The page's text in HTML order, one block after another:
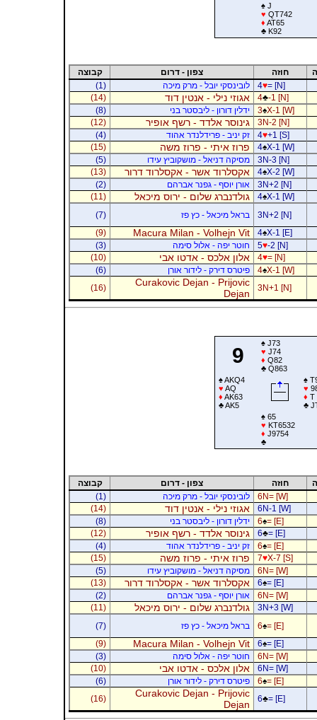
♠J
♥ QT742
♦ AT65
♣K92
חוזה צפון - דרום
קבוצה
4♥= [N] לובינסקי יובל - מרק מיכה
(1)
4♣-1 [N] אגוזי נילי - אנטין דוד
(14)
3♠X-1 [W] ידלין דורון - ליבסטר בני
(8)
3N-2 [N]
גינוסר אלדד - רשף אופיר
(12)
4♥+1 [S] זק יניב - פרידלנדר אהוד
(4)
4♠X-1 [W] פרוז איתי - פרוז משה
(15)
3N-3 [N]
מסיקה דניאל - מושקוביץ עידו
(5)
4♠X-2 [W] אקסלרוד אשר - אקסלרוד דרור
(13)
3N+2 [N]
אורן יוסף - גפנר אברהם
(2)
4♠X-1 [W] גולדנברג שלום - ירוס מיכאל
(11)
3N+2 [N]
בראל מיכאל - כץ פז
(7)
4♠X-1 [E]
Macura Milan - Volhejn Vit
(9)
5♥-2 [N] חוטר יפה - אלול סימה
(3)
4♥= [N] אלון אלכס - אדטו אבי
(10)
4♠X-1 [W] פיטרס דירק - לידור אורן
(6)
3N+1 [N]
Curakovic Dejan - Prijovic
Dejan
(16)
9
♠J73
♥ J74
♦ Q82
♣Q863
♠AKQ4
♥ AQ
♦ AK63
♣AK5
♠
♥
♦ T
♣
♠65
♥ KT6532
♦ J9754
♣
חוזה צפון - דרום
קבוצה
6N= [W]
לובינסקי יובל - מרק מיכה
(1)
6N-1 [W]
אגוזי נילי - אנטין דוד
(14)
6♠= [E] ידלין דורון - ליבסטר בני
(8)
6♣= [E] גינוסר אלדד - רשף אופיר
(12)
6♠= [E] זק יניב - פרידלנדר אהוד
(4)
7♥X-7 [S] פרוז איתי - פרוז משה
(15)
6N= [W]
מסיקה דניאל - מושקוביץ עידו
(5)
6♠= [E] אקסלרוד אשר - אקסלרוד דרור
(13)
6N= [W]
אורן יוסף - גפנר אברהם
(2)
3N+3 [W]
גולדנברג שלום - ירוס מיכאל
(11)
6♠= [E] בראל מיכאל - כץ פז
(7)
6♠= [E]
Macura Milan - Volhejn Vit
(9)
6N= [W]
חוטר יפה - אלול סימה
(3)
6N= [W]
אלון אלכס - אדטו אבי
(10)
6♠= [E] פיטרס דירק - לידור אורן
(6)
6♣= [E]
Curakovic Dejan - Prijovic
Dejan
(16)